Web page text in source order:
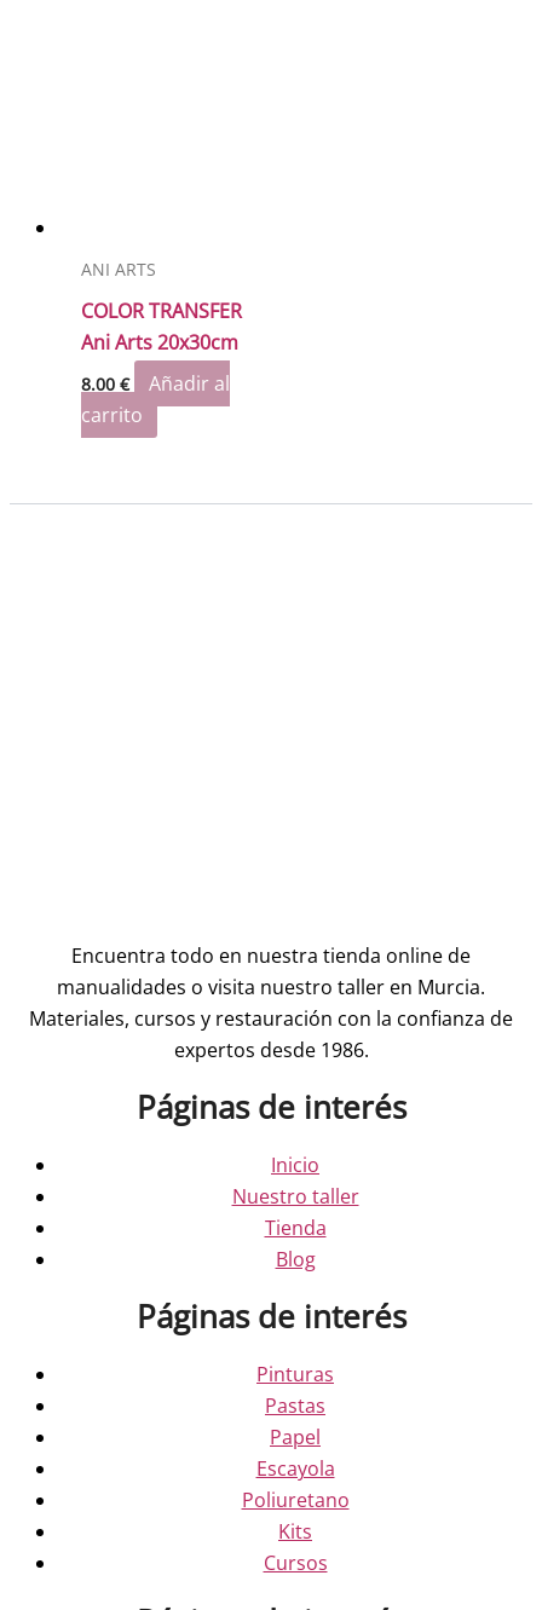
ANI ARTS
COLOR TRANSFER
Ani Arts 20x30cm
8.00€
Añadir al
carrito
Encuentra todo en nuestra tienda online de
manualidades o visita nuestro taller en Murcia.
Materiales, cursos y restauración con la confianza de
expertos desde 1986.
Páginas de interés
Inicio
Nuestro taller
Tienda
Blog
Páginas de interés
Pinturas
Pastas
Papel
Escayola
Poliuretano
Kits
Cursos